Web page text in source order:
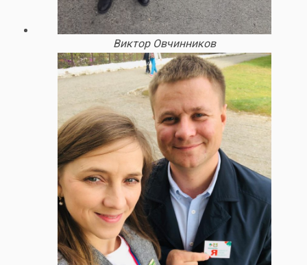
Виктор Овчинников